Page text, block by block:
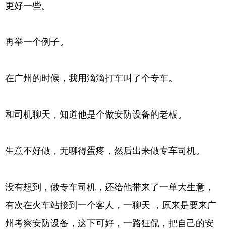
更好一些。
再举一个例子。
在广州的时候，我用滴滴打车叫了个专车。
和司机聊天，知道他是个做安防设备的老板。
生意不好做，无聊得蛋疼，然后出来做专车司机。
没有想到，做专车司机，还给他带来了一单大生意，
有次在火车站接到一个客人，一聊天 ，原来是要来广
州考察安防设备，这下可好，一路狂侃，把自己的安